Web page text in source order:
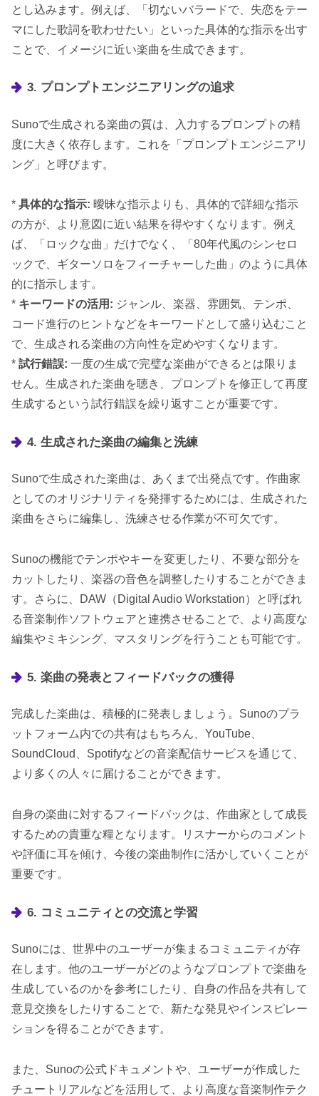
とし込みます。例えば、「切ないバラードで、失恋をテー
マにした歌詞を歌わせたい」といった具体的な指示を出す
ことで、イメージに近い楽曲を生成できます。
3. プロンプトエンジニアリングの追求
Sunoで生成される楽曲の質は、入力するプロンプトの精
度に大きく依存します。これを「プロンプトエンジニアリ
ング」と呼びます。
* 具体的な指示: 曖昧な指示よりも、具体的で詳細な指示
の方が、より意図に近い結果を得やすくなります。例え
ば、「ロックな曲」だけでなく、「80年代風のシンセロ
ックで、ギターソロをフィーチャーした曲」のように具体
的に指示します。
* キーワードの活用: ジャンル、楽器、雰囲気、テンポ、
コード進行のヒントなどをキーワードとして盛り込むこと
で、生成される楽曲の方向性を定めやすくなります。
* 試行錯誤: 一度の生成で完璧な楽曲ができるとは限りま
せん。生成された楽曲を聴き、プロンプトを修正して再度
生成するという試行錯誤を繰り返すことが重要です。
4. 生成された楽曲の編集と洗練
Sunoで生成された楽曲は、あくまで出発点です。作曲家
としてのオリジナリティを発揮するためには、生成された
楽曲をさらに編集し、洗練させる作業が不可欠です。
Sunoの機能でテンポやキーを変更したり、不要な部分を
カットしたり、楽器の音色を調整したりすることができま
す。さらに、DAW（Digital Audio Workstation）と呼ばれ
る音楽制作ソフトウェアと連携させることで、より高度な
編集やミキシング、マスタリングを行うことも可能です。
5. 楽曲の発表とフィードバックの獲得
完成した楽曲は、積極的に発表しましょう。Sunoのプラ
ットフォーム内での共有はもちろん、YouTube、
SoundCloud、Spotifyなどの音楽配信サービスを通じて、
より多くの人々に届けることができます。
自身の楽曲に対するフィードバックは、作曲家として成長
するための貴重な糧となります。リスナーからのコメント
や評価に耳を傾け、今後の楽曲制作に活かしていくことが
重要です。
6. コミュニティとの交流と学習
Sunoには、世界中のユーザーが集まるコミュニティが存
在します。他のユーザーがどのようなプロンプトで楽曲を
生成しているのかを参考にしたり、自身の作品を共有して
意見交換をしたりすることで、新たな発見やインスピレー
ションを得ることができます。
また、Sunoの公式ドキュメントや、ユーザーが作成した
チュートリアルなどを活用して、より高度な音楽制作テク